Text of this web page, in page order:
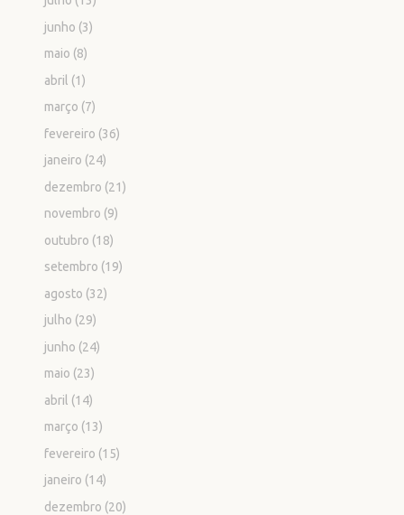
junho (3)
maio (8)
abril (1)
março (7)
fevereiro (36)
janeiro (24)
dezembro (21)
novembro (9)
outubro (18)
setembro (19)
agosto (32)
julho (29)
junho (24)
maio (23)
abril (14)
março (13)
fevereiro (15)
janeiro (14)
dezembro (20)